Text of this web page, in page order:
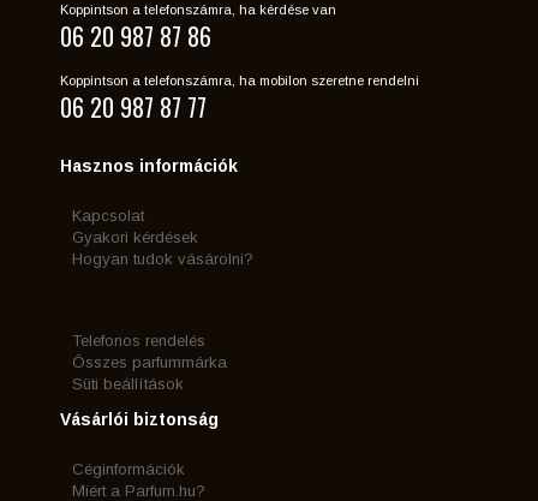
Koppintson a telefonszámra, ha kérdése van
06 20 987 87 86
Koppintson a telefonszámra, ha mobilon szeretne rendelni
06 20 987 87 77
Hasznos információk
Kapcsolat
Gyakori kérdések
Hogyan tudok vásárolni?
Telefonos rendelés
Összes parfummárka
Süti beállítások
Vásárlói biztonság
Céginformációk
Miért a Parfum.hu?